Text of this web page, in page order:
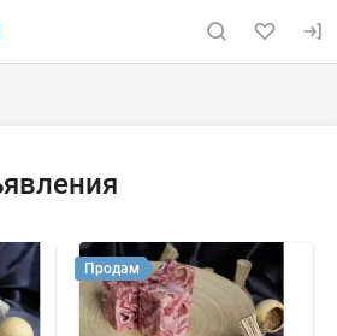
по сайту meatinfo.ru
Продам